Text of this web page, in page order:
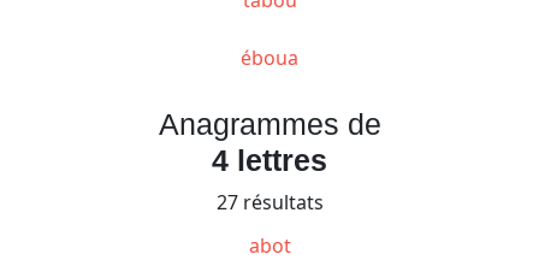
éboua
Anagrammes de
4 lettres
27 résultats
abot